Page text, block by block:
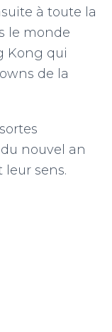
à toute la
le monde
Kong qui
de la
du nouvel an
sens.